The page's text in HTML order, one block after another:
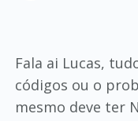
Fala ai Lucas,
códigos ou o
mesmo deve ter